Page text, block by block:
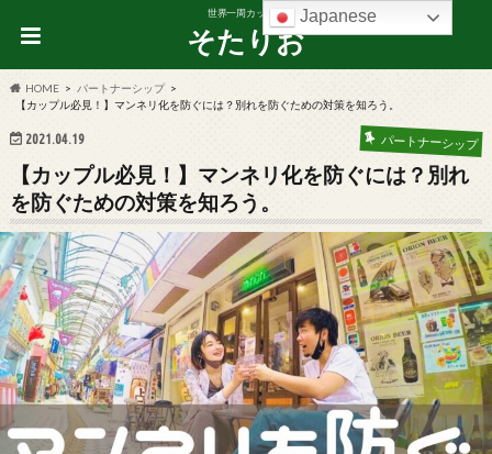
世界一周カップル
そたりお
HOME
パートナーシップ
【カップル必見！】マンネリ化を防ぐには？別れを防ぐための対策を知ろう。
2021.04.19 パートナーシップ
【カップル必見！】マンネリ化を防ぐには？別れ
を防ぐための対策を知ろう。
Japanese